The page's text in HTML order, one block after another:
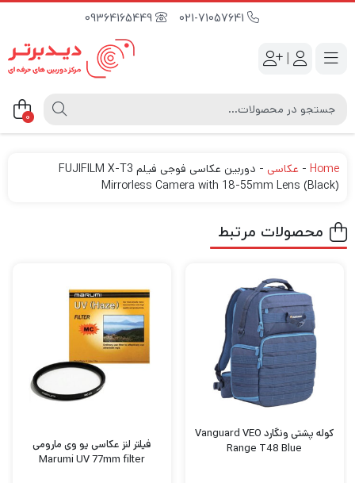
09364165449
|
0
Home
- عکاسی -
دوربین عکاسی فوجی فیلم FUJIFILM X-T3
Mirrorless Camera with 18-55mm Lens (Black)
محصولات مرتبط
کوله پشتی ونگارد Vanguard VEO
Range T48 Blue
فیلتر لنز عکاسی یو وی مارومی
Marumi UV 77mm filter